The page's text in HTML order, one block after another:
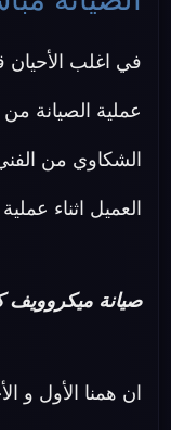
في اغلب الأحيان
عملية الصيانة
الشكاوي من
العميل اثناء
صيانة ميكروويف
ان همنا الأول و